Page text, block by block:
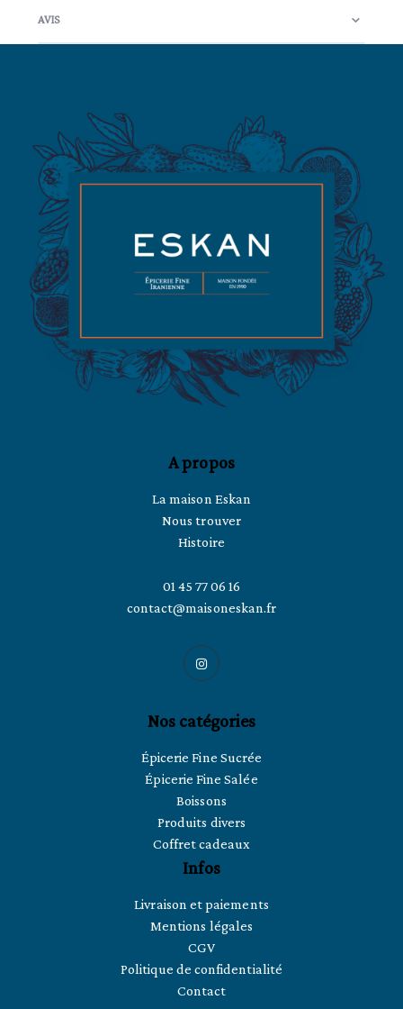
AVIS
A propos
La maison Eskan
Nous trouver
Histoire
01 45 77 06 16
contact@maisoneskan.fr
Nos catégories
Épicerie Fine Sucrée
Épicerie Fine Salée
Boissons
Produits divers
Coffret cadeaux
Infos
Livraison et paiements
Mentions légales
CGV
Politique de confidentialité
Contact